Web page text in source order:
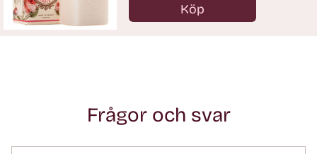
Köp
Antal
Frågor och svar